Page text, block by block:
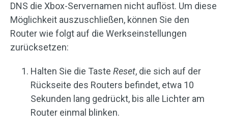
DNS die Xbox-Servernamen nicht auflöst. Um diese
Möglichkeit auszuschließen, können Sie den
Router wie folgt auf die Werkseinstellungen
zurücksetzen:
Halten Sie die Taste Reset, die sich auf der
Rückseite des Routers befindet, etwa 10
Sekunden lang gedrückt, bis alle Lichter am
Router einmal blinken.